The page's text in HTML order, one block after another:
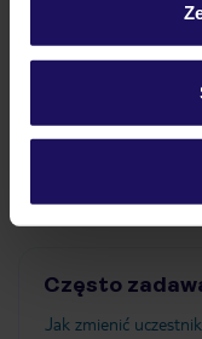
Szczegółowe
Ważne
Często
Jak zmienić